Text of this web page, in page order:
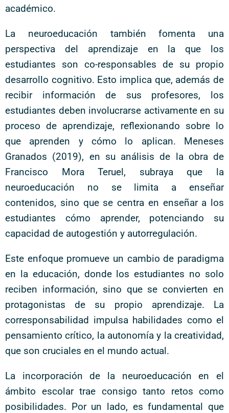
académico.
La neuroeducación también fomenta una
perspectiva del aprendizaje en la que los
estudiantes son co-responsables de su propio
desarrollo cognitivo. Esto implica que, además de
recibir información de sus profesores, los
estudiantes deben involucrarse activamente en su
proceso de aprendizaje, reflexionando sobre lo
que aprenden y cómo lo aplican. Meneses
Granados (2019), en su análisis de la obra de
Francisco Mora Teruel, subraya que la
neuroeducación no se limita a enseñar
contenidos, sino que se centra en enseñar a los
estudiantes cómo aprender, potenciando su
capacidad de autogestión y autorregulación.
Este enfoque promueve un cambio de paradigma
en la educación, donde los estudiantes no solo
reciben información, sino que se convierten en
protagonistas de su propio aprendizaje. La
corresponsabilidad impulsa habilidades como el
pensamiento crítico, la autonomía y la creatividad,
que son cruciales en el mundo actual.
La incorporación de la neuroeducación en el
ámbito escolar trae consigo tanto retos como
posibilidades. Por un lado, es fundamental que